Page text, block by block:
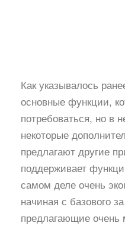
Как указывалось
основные функции,
потребоваться, но в
некоторые
предлагают другие
поддерживает
самом деле очень
начиная с базового
предлагающие